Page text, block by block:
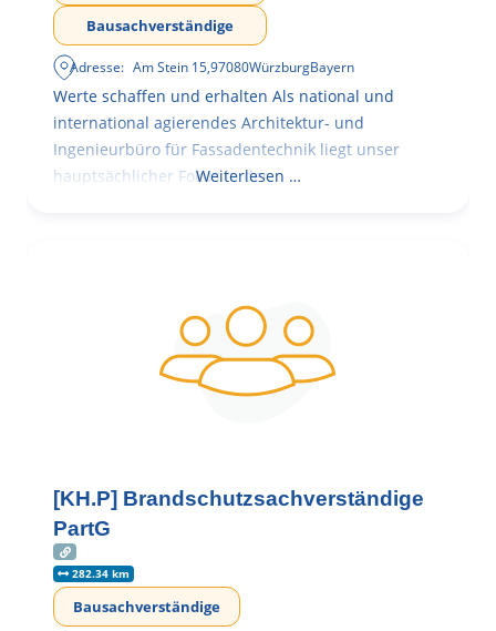
Bausachverständige
Adresse: Am Stein 15,97080WürzburgBayern
Werte schaffen und erhalten Als national und
international agierendes Architektur- und
Ingenieurbüro für Fassadentechnik liegt unser
hauptsächlicher Fokus in der
Weiterlesen …
[KH.P] Brandschutzsachverständige
PartG
282.34 km
Bausachverständige